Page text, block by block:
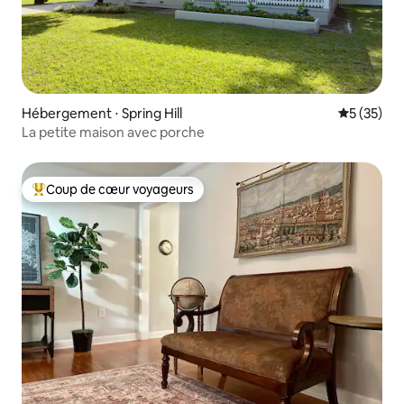
Hébergement ⋅ Spring Hill
5 (35)
La petite maison avec porche
Coups de cœur voyageurs les plus appréciés
Coup de cœur voyageurs